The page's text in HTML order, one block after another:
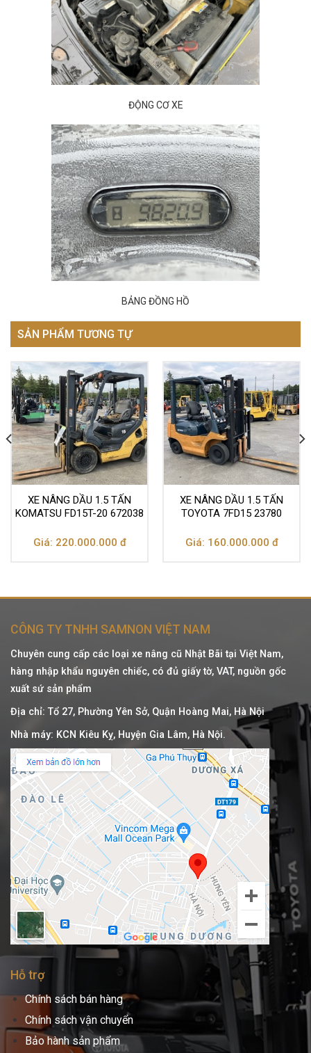
ĐỘNG CƠ XE
BẢNG ĐỒNG HỒ
SẢN PHẨM TƯƠNG TỰ
XE NÂNG DẦU 1.5 TẤN
KOMATSU FD15T-20 672038
Giá: 220.000.000 đ
XE NÂNG DẦU 1.5 TẤN
TOYOTA 7FD15 23780
Giá: 160.000.000 đ
CÔNG TY TNHH SAMNON VIỆT NAM
Chuyên cung cấp các loại xe nâng cũ Nhật Bãi tại Việt Nam,
hàng nhập khẩu nguyên chiếc, có đủ giấy tờ, VAT, nguồn gốc
xuất sứ sản phẩm
Địa chỉ: Tổ 27, Phường Yên Sở, Quận Hoàng Mai, Hà Nội
Nhà máy: KCN Kiêu Kỵ, Huyện Gia Lâm, Hà Nội.
Hỗ trợ
Chính sách bán hàng
Chính sách vận chuyển
Bảo hành sản phẩm